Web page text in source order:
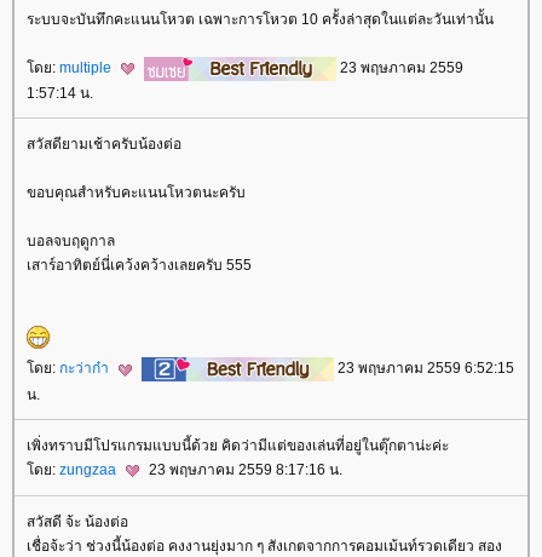
ระบบจะบันทึกคะแนนโหวต เฉพาะการโหวต 10 ครั้งล่าสุดในแต่ละวันเท่านั้น
ดย: multiple
23 พฤษภาคม 2559
1:57:14 น.
สวัสดียามเช้าครับน้องต่อ
ขอบคุณสำหรับคะแนนโหวตนะครับ
บอลจบฤดูกาล
เสาร์อาทิตย์นี่เคว้งคว้างเลยครับ 555
ดย: กะว่าก๋า
23 พฤษภาคม 2559 6:52:15
น.
เพิ่งทราบมีโปรแกรมแบบนี้ด้วย คิดว่ามีแต่ของเล่นที่อยู่ในตุ๊กตาน่ะค่ะ
ดย: zungzaa 23 พฤษภาคม 2559 8:17:16 น.
สวัสดี จ้ะ น้องต่อ
เชื่อจ้ะว่า ช่วงนี้น้องต่อ คงงานยุ่งมาก ๆ สังเกตจากการคอมเม้นท์รวดเดียว สอง